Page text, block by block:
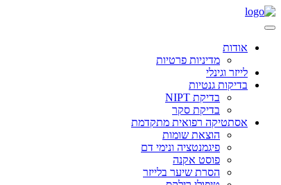
אודות
מדיניות פרטיות
לייזר וגינלי
בדיקות גנטיות
בדיקת NIPT
בדיקת סקר
אסתטיקה רפואית מתקדמת
הוצאת שומות
פיגמנטציה ונימי דם
פוסט אקנה
הסרת שיער בלייזר